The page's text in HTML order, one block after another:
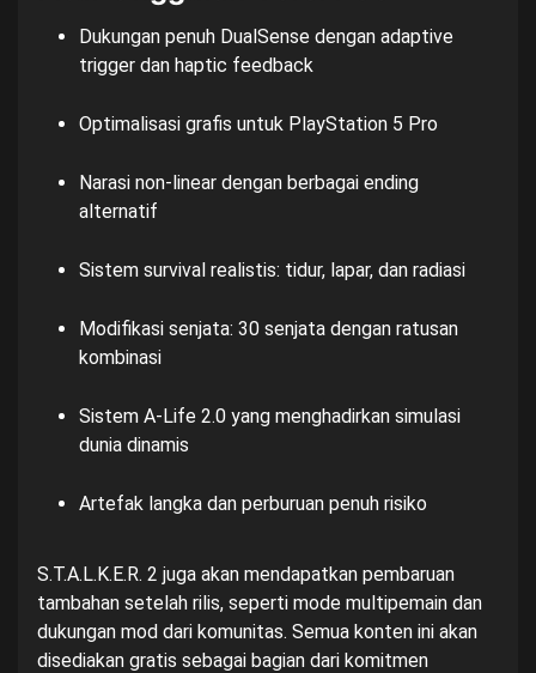
Dukungan penuh DualSense dengan adaptive
trigger dan haptic feedback
Optimalisasi grafis untuk PlayStation 5 Pro
Narasi non-linear dengan berbagai ending
alternatif
Sistem survival realistis: tidur, lapar, dan radiasi
Modifikasi senjata: 30 senjata dengan ratusan
kombinasi
Sistem A-Life 2.0 yang menghadirkan simulasi
dunia dinamis
Artefak langka dan perburuan penuh risiko
S.T.A.L.K.E.R. 2 juga akan mendapatkan pembaruan
tambahan setelah rilis, seperti mode multipemain dan
dukungan mod dari komunitas. Semua konten ini akan
disediakan gratis sebagai bagian dari komitmen